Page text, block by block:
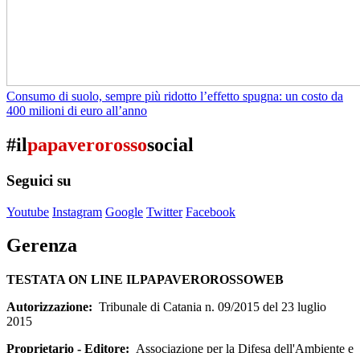
Consumo di suolo, sempre più ridotto l’effetto spugna: un costo da
400 milioni di euro all’anno
#ilpapaverorossosocial
Seguici su
Youtube Instagram Google Twitter Facebook
Gerenza
TESTATA ON LINE ILPAPAVEROROSSOWEB
Autorizzazione: Tribunale di Catania n. 09/2015 del 23 luglio
2015
Proprietario - Editore: Associazione per la Difesa dell'Ambiente e